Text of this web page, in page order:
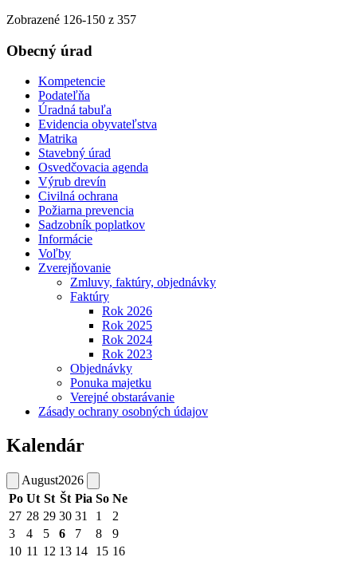
Zobrazené 126-150 z 357
Obecný úrad
Kompetencie
Podateľňa
Úradná tabuľa
Evidencia obyvateľstva
Matrika
Stavebný úrad
Osvedčovacia agenda
Výrub drevín
Civilná ochrana
Požiarna prevencia
Sadzobník poplatkov
Informácie
Voľby
Zverejňovanie
Zmluvy, faktúry, objednávky
Faktúry
Rok 2026
Rok 2025
Rok 2024
Rok 2023
Objednávky
Ponuka majetku
Verejné obstarávanie
Zásady ochrany osobných údajov
Kalendár
August2026
Po Ut St Št Pia So Ne
27 28 29 30 31 1
2
3
4 5 6 7 8
9
10 11 12 13 14 15 16